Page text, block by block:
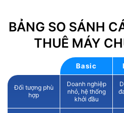
BẢNG SO SÁNH
THUÊ MÁY
Basic
Đối tượng phù
hợp
Doanh nghiệp
nhỏ, hệ thống
khởi đầu